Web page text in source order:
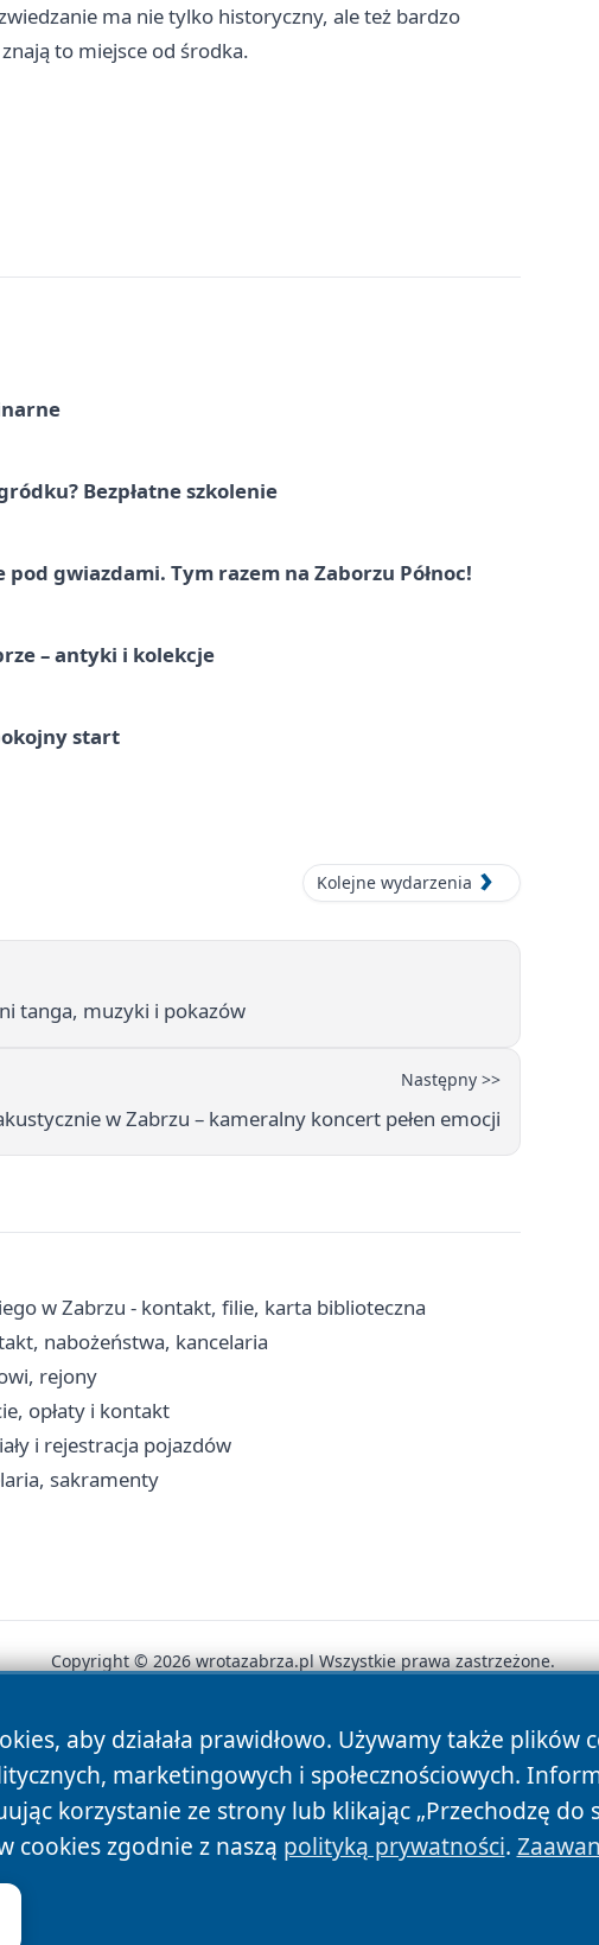
ma nie tylko historyczny, ale też bardzo
to miejsce od środka.
Bezpłatne szkolenie
gwiazdami. Tym razem na Zaborzu Północ!
– antyki i kolekcje
start
Kolejne wydarzenia
tanga, muzyki i pokazów
Następny >>
w Zabrzu – kameralny koncert pełen emocji
w Zabrzu - kontakt, filie, karta biblioteczna
nabożeństwa, kancelaria
rejony
opłaty i kontakt
i rejestracja pojazdów
sakramenty
aby działała prawidłowo. Używamy także
marketingowych i społecznościowych.
korzystanie ze strony lub klikając „Przechodzę do
cookies zgodnie z naszą polityką prywatności.
Copyright © 2026 wrotazabrza.pl Wszystkie prawa zastrzeżone.
News Autorzy Polityka Prywatności Polityka Cookies